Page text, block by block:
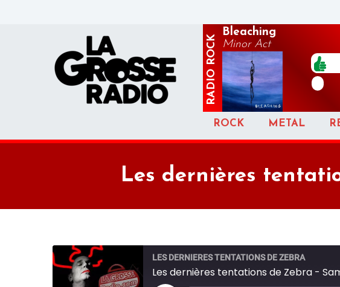
RADIO
ROCK
Bleaching
Minor Act
ROCK METAL
Les dernières
LES DERNIERES TENTATIONS DE ZEBRA
Les dernières tentations de Zebra -